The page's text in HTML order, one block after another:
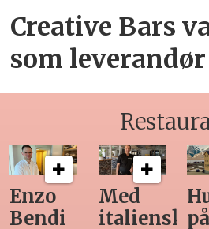
Creative Bars
som leverandør
Med
italiensk
Huset
på